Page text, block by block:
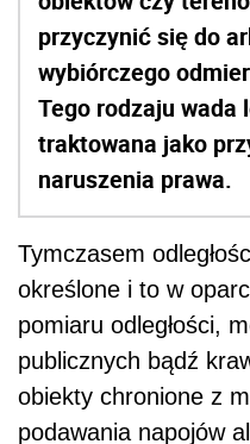
przyczynić się do
wybiórczego
Tego rodzaju
traktowana jako
naruszenia prawa.
Tymczasem
określone i to w
pomiaru odległości,
publicznych bądź
obiekty chronione z
podawania napojów